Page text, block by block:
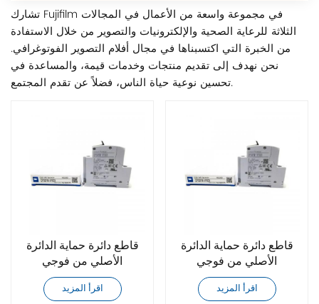
تشارك Fujifilm في مجموعة واسعة من الأعمال في المجالات
الثلاثة للرعاية الصحية والإلكترونيات والتصوير من خلال الاستفادة
من الخبرة التي اكتسبناها في مجال أفلام التصوير الفوتوغرافي.
نحن نهدف إلى تقديم منتجات وخدمات قيمة، والمساعدة في
تحسين نوعية حياة الناس، فضلاً عن تقدم المجتمع.
قاطع دائرة حماية الدائرة
الأصلي من فوجي
CP30FM-1P005
اقرأ المزيد
قاطع دائرة حماية الدائرة
الأصلي من فوجي
CP30FM-1P003
اقرأ المزيد